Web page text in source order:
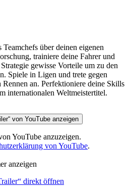
über deinen eigenen
trainiere deine Fahrer und
gewisse Vorteile um zu den
Spiele in Ligen und trete gegen
Rennen an. Perfektioniere deine Skills
internationalen Weltmeistertitel.
von YouTube anzeigen
YouTube anzuzeigen.
von YouTube.
anzeigen
direkt öffnen